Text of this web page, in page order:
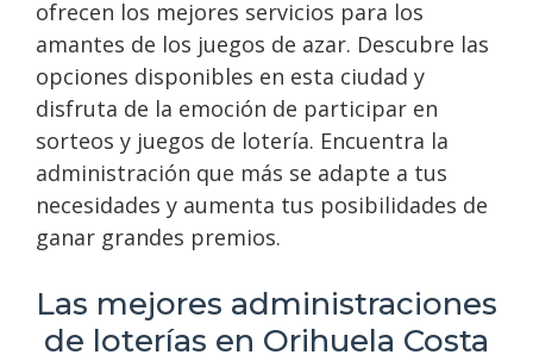
ofrecen los mejores servicios para los
amantes de los juegos de azar. Descubre las
opciones disponibles en esta ciudad y
disfruta de la emoción de participar en
sorteos y juegos de lotería. Encuentra la
administración que más se adapte a tus
necesidades y aumenta tus posibilidades de
ganar grandes premios.
Las mejores administraciones
de loterías en Orihuela Costa